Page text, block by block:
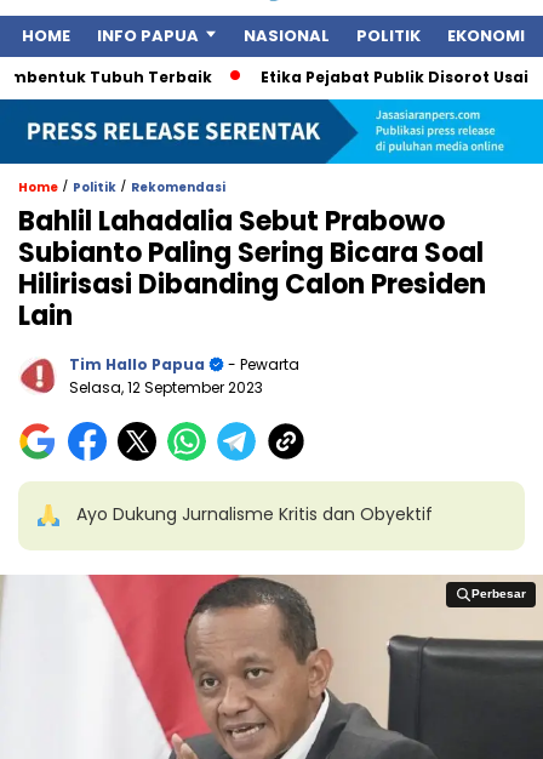
HOME INFO PAPUA NASIONAL POLITIK EKONOMI
Tubuh Terbaik Etika Pejabat Publik Disorot Usai
Home / Politik / Rekomendasi
Bahlil Lahadalia Sebut Prabowo
Subianto Paling Sering Bicara Soal
Hilirisasi Dibanding Calon Presiden
Lain
Tim Hallo Papua
- Pewarta
Selasa, 12 September 2023
Ayo Dukung Jurnalisme Kritis dan Obyektif
Perbesar
Perbesar